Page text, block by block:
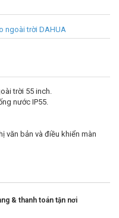
ngoài trời DAHUA
trời 55 inch.
nước IP55.
văn bản và điều khiển màn
& thanh toán tận nơi